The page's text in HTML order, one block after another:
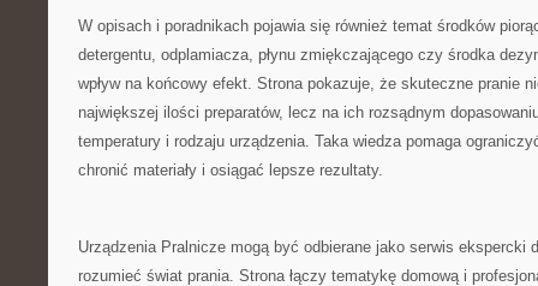
W opisach i poradnikach pojawia się również temat środków
detergentu, odplamiacza, płynu zmiękczającego czy środka
wpływ na końcowy efekt. Strona pokazuje, że skuteczne pranie
największej ilości preparatów, lecz na ich rozsądnym
temperatury i rodzaju urządzenia. Taka wiedza pomaga
chronić materiały i osiągać lepsze rezultaty.
Urządzenia Pralnicze mogą być odbierane jako serwis ekspercki
rozumieć świat prania. Strona łączy tematykę domową i